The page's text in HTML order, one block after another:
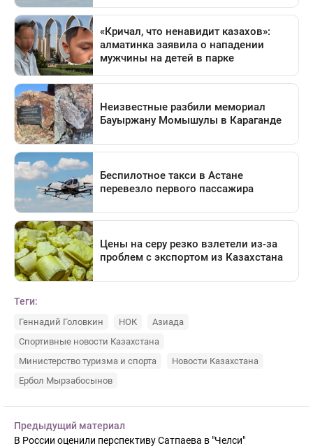
Теги:
Геннадий Головкин НОК
Азиада
Спортивные новости Казахстана
Министерство туризма и спорта
Новости Казахстана
Ербол Мырзабосынов
Предыдущий материал
В России оценили перспективу Сатпаева в "Челси"